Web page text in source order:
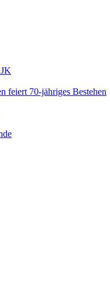
feiert 70-jähriges Bestehen